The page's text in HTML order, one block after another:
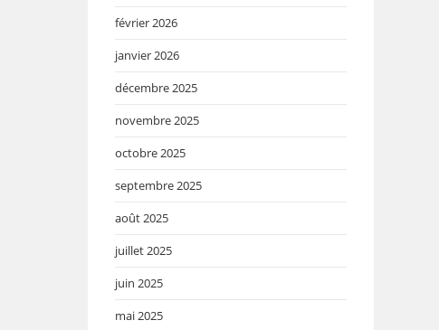
février 2026
janvier 2026
décembre 2025
novembre 2025
octobre 2025
septembre 2025
août 2025
juillet 2025
juin 2025
mai 2025